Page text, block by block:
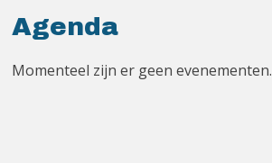
Agenda
Momenteel zijn er geen evenementen.